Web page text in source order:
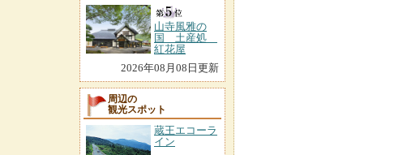
山寺風雅の
国 土産処
紅花屋
2026年08月08日更新
周辺の
観光スポット
蔵王エコーラ
イン